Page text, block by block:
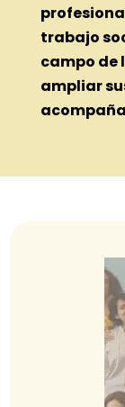
trabajo
campo de
ampliar